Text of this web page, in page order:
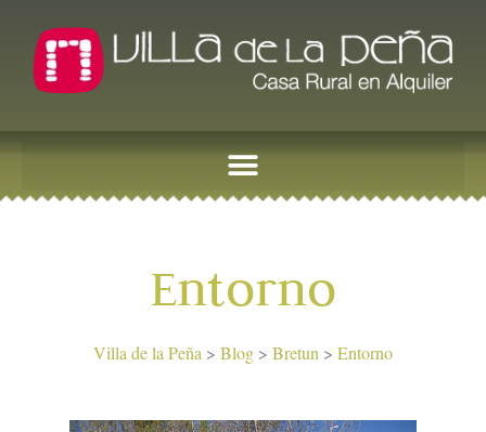
Entorno
Villa de la Peña > Blog > Bretun > Entorno